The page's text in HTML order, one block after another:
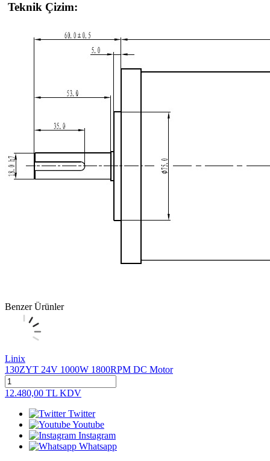
Teknik Çizim:
Benzer Ürünler
Linix
130ZYT 24V 1000W 1800RPM DC Motor
12.480,00 TL KDV
Twitter
Youtube
Instagram
Whatsapp